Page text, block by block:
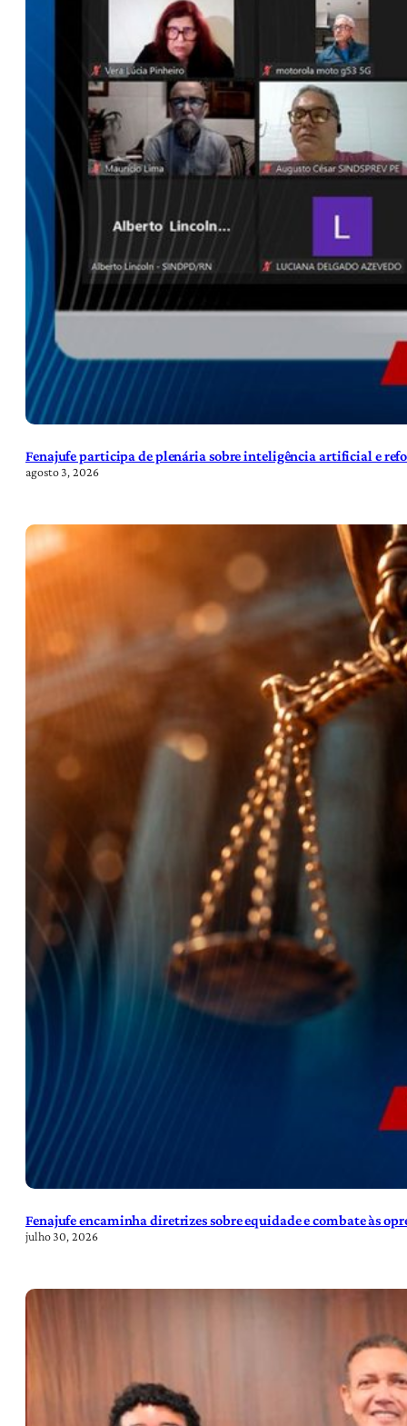
Fenajufe participa de plenária sobre inteligência artificial e
agosto 3, 2026
Fenajufe encaminha diretrizes sobre equidade e combate às
julho 30, 2026